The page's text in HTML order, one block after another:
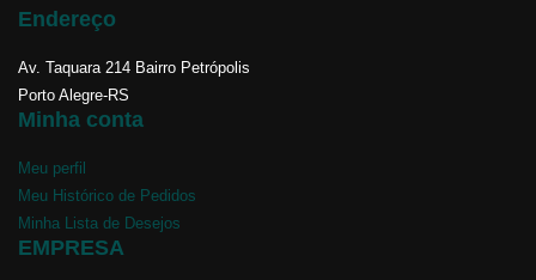
Endereço
Av. Taquara 214 Bairro Petrópolis
Porto Alegre-RS
Minha conta
Meu perfil
Meu Histórico de Pedidos
Minha Lista de Desejos
EMPRESA